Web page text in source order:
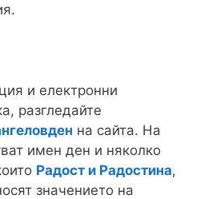
и електронни
разгледайте
на сайта. На
имен ден и няколко
Радост и Радостина,
значението на